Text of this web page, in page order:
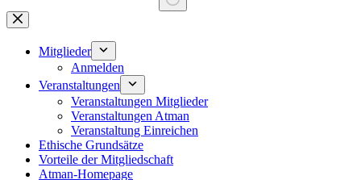
Keine
Ergebnisse
Mitglieder
Anmelden
Veranstaltungen
Veranstaltungen Mitglieder
Veranstaltungen Atman
Veranstaltung Einreichen
Ethische Grundsätze
Vorteile der Mitgliedschaft
Atman-Homepage